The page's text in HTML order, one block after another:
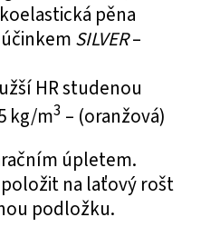
pěna
SILVER–
HR studenou
kg/m3 – (oranžová)
úpletem.
na laťový rošt
podložku.